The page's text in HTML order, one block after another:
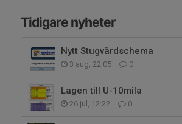
Tidigare nyheter
Nytt Stugvärdschema
3 aug, 22:05 0
Lagen till U-10mila
26 jul, 12:22 0